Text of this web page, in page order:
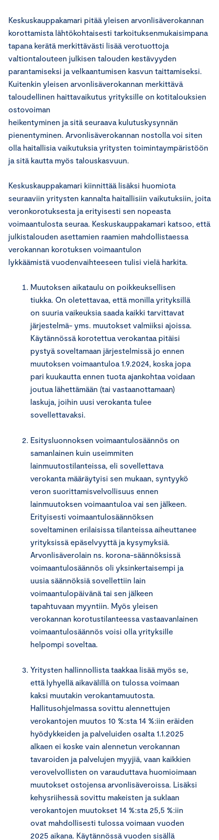
Keskuskauppakamari pitää yleisen arvonlisäverokannan
korottamista lähtökohtaisesti tarkoituksenmukaisimpana
tapana kerätä merkittävästi lisää verotuottoja
valtiontalouteen julkisen talouden kestävyyden
parantamiseksi ja velkaantumisen kasvun taittamiseksi.
Kuitenkin yleisen arvonlisäverokannan merkittävä
taloudellinen haittavaikutus yrityksille on kotitalouksien
ostovoiman
heikentyminen ja sitä seuraava kulutuskysynnän
pienentyminen. Arvonlisäverokannan nostolla voi siten
olla haitallisia vaikutuksia yritysten toimintaympäristöön
ja sitä kautta myös talouskasvuun.
Keskuskauppakamari kiinnittää lisäksi huomiota
seuraaviin yritysten kannalta haitallisiin vaikutuksiin, joita
veronkorotuksesta ja erityisesti sen nopeasta
voimaantulosta seuraa. Keskuskauppakamari katsoo, että
julkistalouden asettamien raamien mahdollistaessa
verokannan korotuksen voimaantulon
lykkäämistä vuodenvaihteeseen tulisi vielä harkita.
Muutoksen aikataulu on poikkeuksellisen
tiukka. On oletettavaa, että monilla yrityksillä
on suuria vaikeuksia saada kaikki tarvittavat
järjestelmä- yms. muutokset valmiiksi ajoissa.
Käytännössä korotettua verokantaa pitäisi
pystyä soveltamaan järjestelmissä jo ennen
muutoksen voimaantuloa 1.9.2024, koska jopa
pari kuukautta ennen tuota ajankohtaa voidaan
joutua lähettämään (tai vastaanottamaan)
laskuja, joihin uusi verokanta tulee
sovellettavaksi.
Esitysluonnoksen voimaantulosäännös on
samanlainen kuin useimmiten
lainmuutostilanteissa, eli sovellettava
verokanta määräytyisi sen mukaan, syntyykö
veron suorittamisvelvollisuus ennen
lainmuutoksen voimaantuloa vai sen jälkeen.
Erityisesti voimaantulosäännöksen
soveltaminen erilaisissa tilanteissa aiheuttanee
yrityksissä epäselvyyttä ja kysymyksiä.
Arvonlisäverolain ns. korona-säännöksissä
voimaantulosäännös oli yksinkertaisempi ja
uusia säännöksiä sovellettiin lain
voimaantulopäivänä tai sen jälkeen
tapahtuvaan myyntiin. Myös yleisen
verokannan korotustilanteessa vastaavanlainen
voimaantulosäännös voisi olla yrityksille
helpompi soveltaa.
Yritysten hallinnollista taakkaa lisää myös se,
että lyhyellä aikavälillä on tulossa voimaan
kaksi muutakin verokantamuutosta.
Hallitusohjelmassa sovittu alennettujen
verokantojen muutos 10 %:sta 14 %:iin eräiden
hyödykkeiden ja palveluiden osalta 1.1.2025
alkaen ei koske vain alennetun verokannan
tavaroiden ja palvelujen myyjiä, vaan kaikkien
verovelvollisten on varauduttava huomioimaan
muutokset ostojensa arvonlisäveroissa. Lisäksi
kehysriihessä sovittu makeisten ja suklaan
verokantojen muutokset 14 %:sta 25,5 %:iin
ovat mahdollisesti tulossa voimaan vuoden
2025 aikana. Käytännössä vuoden sisällä